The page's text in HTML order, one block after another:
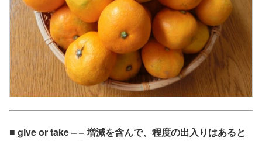
■ give or take – – 増減を含んで、程度の出入りはあると